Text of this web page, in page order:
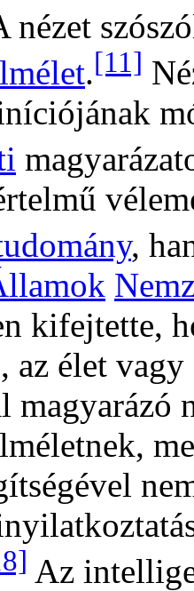
nézet
.[11]
,
kifejtette,
az élet
Az